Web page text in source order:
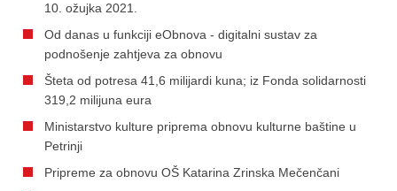
10. ožujka 2021.
Od danas u funkciji eObnova - digitalni sustav za
podnošenje zahtjeva za obnovu
Šteta od potresa 41,6 milijardi kuna; iz Fonda solidarnosti
319,2 milijuna eura
Ministarstvo kulture priprema obnovu kulturne baštine u
Petrinji
Pripreme za obnovu OŠ Katarina Zrinska Mečenčani